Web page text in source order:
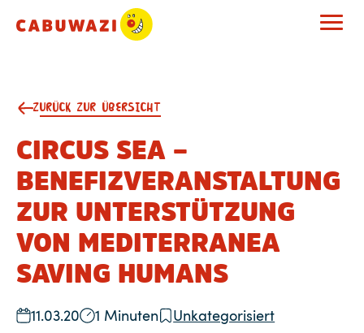
ZURÜCK ZUR ÜBERSICHT
CIRCUS SEA –
BENEFIZVERANSTALTUNG
ZUR UNTERSTÜTZUNG
VON MEDITERRANEA
SAVING HUMANS
11.03.20 1 Minuten Unkategorisiert